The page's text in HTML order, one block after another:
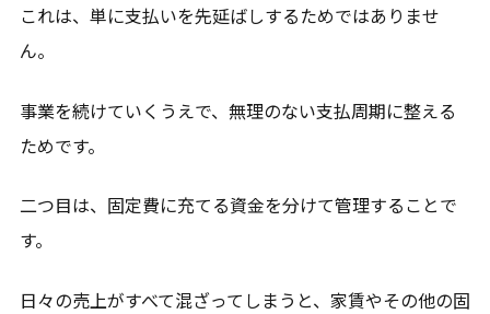
これは、単に支払いを先延ばしするためではありませ
ん。
事業を続けていくうえで、無理のない支払周期に整える
ためです。
二つ目は、固定費に充てる資金を分けて管理することで
す。
日々の売上がすべて混ざってしまうと、家賃やその他の固